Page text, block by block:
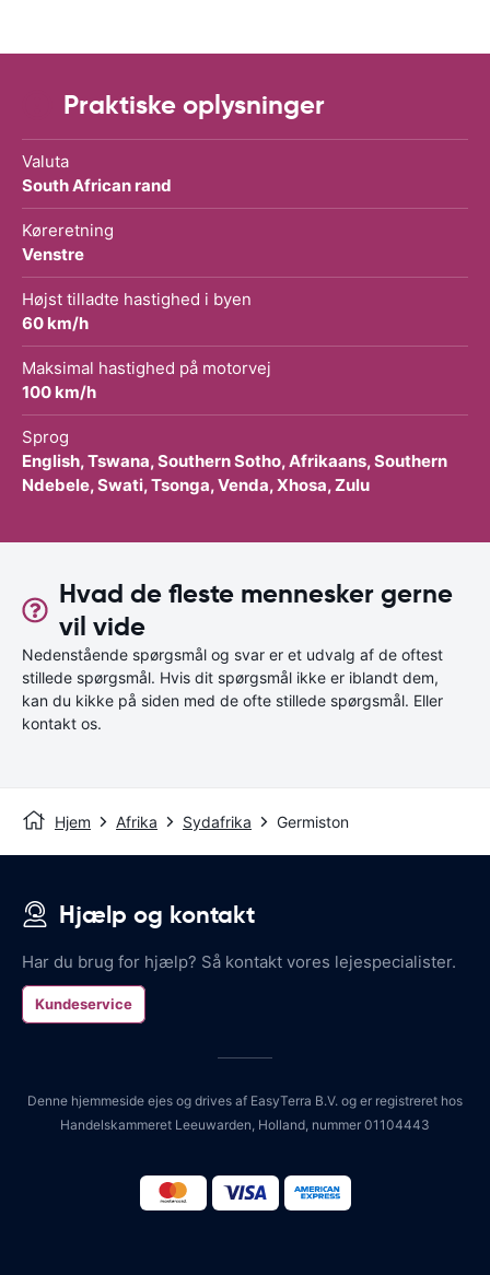
Praktiske oplysninger
Valuta
South African rand
Køreretning
Venstre
Højst tilladte hastighed i byen
60 km/h
Maksimal hastighed på motorvej
100 km/h
Sprog
English, Tswana, Southern Sotho, Afrikaans, Southern
Ndebele, Swati, Tsonga, Venda, Xhosa, Zulu
Hvad de fleste mennesker gerne
vil vide
Nedenstående spørgsmål og svar er et udvalg af de oftest
stillede spørgsmål. Hvis dit spørgsmål ikke er iblandt dem,
kan du kikke på siden med de ofte stillede spørgsmål. Eller
kontakt os.
Hjem Afrika Sydafrika Germiston
Hjælp og kontakt
Har du brug for hjælp? Så kontakt vores lejespecialister.
Kundeservice
Denne hjemmeside ejes og drives af EasyTerra B.V. og er registreret hos
Handelskammeret Leeuwarden, Holland, nummer 01104443